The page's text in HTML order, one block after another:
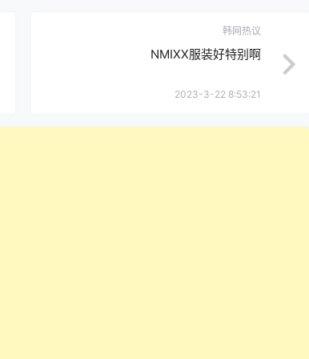
韩网热议
NMIXX服装好特别啊
2023-3-22 8:53:21